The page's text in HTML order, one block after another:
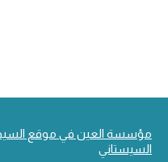
مؤسسة العين في موقع
السيستاني